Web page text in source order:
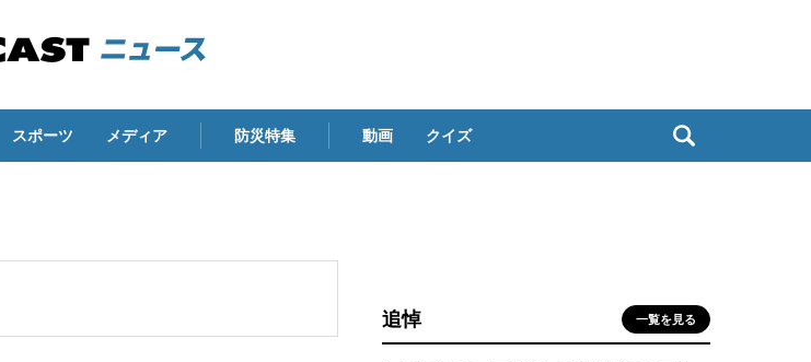
スポーツ メディア 防災特集 動画 クイズ
追悼 一覧を見る